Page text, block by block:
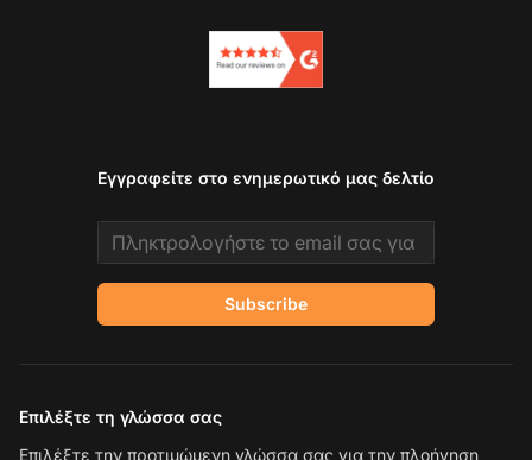
Εγγραφείτε στο ενημερωτικό μας δελτίο
Email address
Subscribe
Επιλέξτε τη γλώσσα σας
Επιλέξτε την προτιμώμενη γλώσσα σας για την πλοήγηση